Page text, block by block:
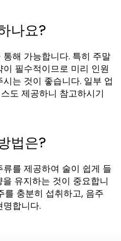
나요?
해 가능합니다. 특히 주말
필수적이므로 미리 인원
는 것이 좋습니다. 일부 업
도 제공하니 참고하시기
법은?
를 제공하여 술이 쉽게 들
유지하는 것이 중요합니
를 충분히 섭취하고, 음주
합니다.